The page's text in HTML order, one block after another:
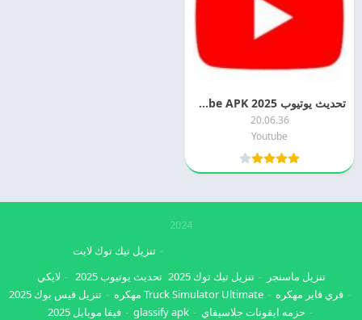
تحديث يوتيوب 2025 YouTube APK احدث اصدار مجانا
20.06.36
Youtube
2024
تنزيل ماسنجر تنزيل تيك توك 2025
تنزيل تيك توك لايت
تحديث يوتيوب 2025
لايكي
فري فاير مهكره
Truck Simulator Ultimate مهكره
تنزيل فيس بوك 2025
حزمه ايقونات جلاسيفاي
glassify apk
فيفا موبايل 2025